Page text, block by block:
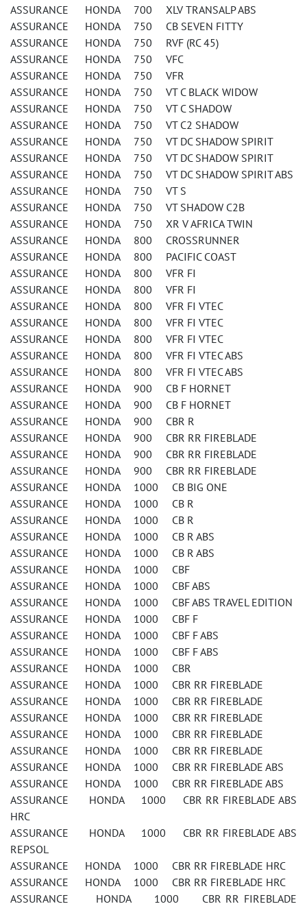
ASSURANCE HONDA 700 XLV TRANSALP ABS
ASSURANCE HONDA 750 CB SEVEN FITTY
ASSURANCE HONDA 750 RVF (RC 45)
ASSURANCE HONDA 750 VFC
ASSURANCE HONDA 750 VFR
ASSURANCE HONDA 750 VT C BLACK WIDOW
ASSURANCE HONDA 750 VT C SHADOW
ASSURANCE HONDA 750 VT C2 SHADOW
ASSURANCE HONDA 750 VT DC SHADOW SPIRIT
ASSURANCE HONDA 750 VT DC SHADOW SPIRIT
ASSURANCE HONDA 750 VT DC SHADOW SPIRIT ABS
ASSURANCE HONDA 750 VT S
ASSURANCE HONDA 750 VT SHADOW C2B
ASSURANCE HONDA 750 XR V AFRICA TWIN
ASSURANCE HONDA 800 CROSSRUNNER
ASSURANCE HONDA 800 PACIFIC COAST
ASSURANCE HONDA 800 VFR FI
ASSURANCE HONDA 800 VFR FI
ASSURANCE HONDA 800 VFR FI VTEC
ASSURANCE HONDA 800 VFR FI VTEC
ASSURANCE HONDA 800 VFR FI VTEC
ASSURANCE HONDA 800 VFR FI VTEC ABS
ASSURANCE HONDA 800 VFR FI VTEC ABS
ASSURANCE HONDA 900 CB F HORNET
ASSURANCE HONDA 900 CB F HORNET
ASSURANCE HONDA 900 CBR R
ASSURANCE HONDA 900 CBR RR FIREBLADE
ASSURANCE HONDA 900 CBR RR FIREBLADE
ASSURANCE HONDA 900 CBR RR FIREBLADE
ASSURANCE HONDA 1000 CB BIG ONE
ASSURANCE HONDA 1000 CB R
ASSURANCE HONDA 1000 CB R
ASSURANCE HONDA 1000 CB R ABS
ASSURANCE HONDA 1000 CB R ABS
ASSURANCE HONDA 1000 CBF
ASSURANCE HONDA 1000 CBF ABS
ASSURANCE HONDA 1000 CBF ABS TRAVEL EDITION
ASSURANCE HONDA 1000 CBF F
ASSURANCE HONDA 1000 CBF F ABS
ASSURANCE HONDA 1000 CBF F ABS
ASSURANCE HONDA 1000 CBR
ASSURANCE HONDA 1000 CBR RR FIREBLADE
ASSURANCE HONDA 1000 CBR RR FIREBLADE
ASSURANCE HONDA 1000 CBR RR FIREBLADE
ASSURANCE HONDA 1000 CBR RR FIREBLADE
ASSURANCE HONDA 1000 CBR RR FIREBLADE
ASSURANCE HONDA 1000 CBR RR FIREBLADE ABS
ASSURANCE HONDA 1000 CBR RR FIREBLADE ABS
ASSURANCE HONDA 1000 CBR RR FIREBLADE ABS
HRC
ASSURANCE HONDA 1000 CBR RR FIREBLADE ABS
REPSOL
ASSURANCE HONDA 1000 CBR RR FIREBLADE HRC
ASSURANCE HONDA 1000 CBR RR FIREBLADE HRC
ASSURANCE HONDA 1000 CBR RR FIREBLADE